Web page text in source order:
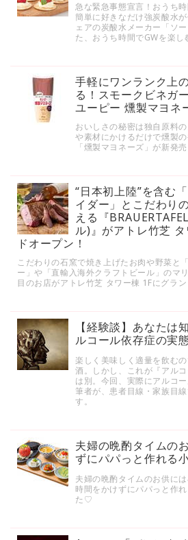
急な緊急事態宣言！おうち
簡単に好きなだけ強炭酸水
ェアの炭酸水メーカー「ソ
た、おうち時間でGWを楽し
手軽にワンランク上
る！スモークビネガ
ユーピー 燻製マヨネ
おいしさの秘密は独自原料
や素材にかけるだけで燻製
「燻製マヨネーズ」が新発売
“日本初上陸”を含む
イダー」とこだわり
える『
ル)』がアトレ竹芝
ドオープン！
こだわりの石窯で焼き上げたお肉や野菜と
ー」や「直輸入海外クラフトビール」のマ
目のお店がアトレ竹芝 タワー棟 1Fにグラン
【経験談】あなたは
ルコール依存症の実
楽しく美味しく適量を飲む
酒。しかし、これが『アル
は別。今回、実際にアルコ
筆者が、患者目線・家族目
す。
夫婦の晩酌タイムの
ずにパパっと作れる
夫婦の晩酌タイムのお供に
時間をかけずにパパっと作
た♡